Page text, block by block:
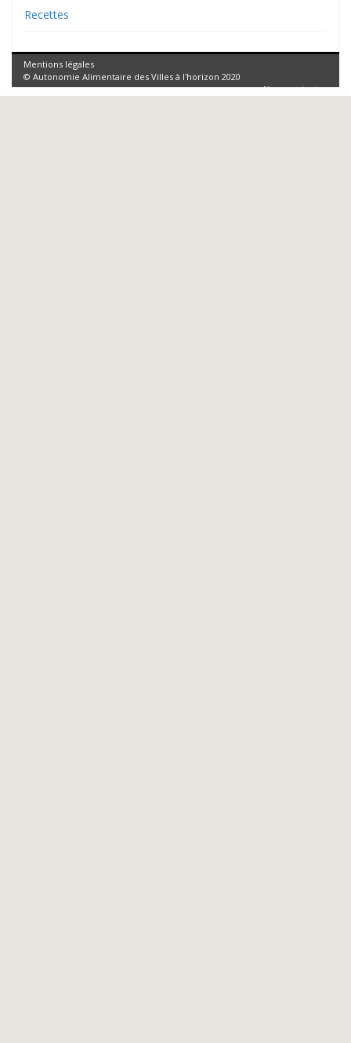
Recettes
Mentions légales
© Autonomie Alimentaire des Villes à l'horizon 2020
Nous contacter